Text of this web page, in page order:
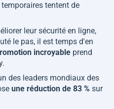
temporaires tentent de
leur sécurité en ligne,
le pas, il est temps d'en
incroyable prend
des leaders mondiaux des
une réduction de 83 % sur